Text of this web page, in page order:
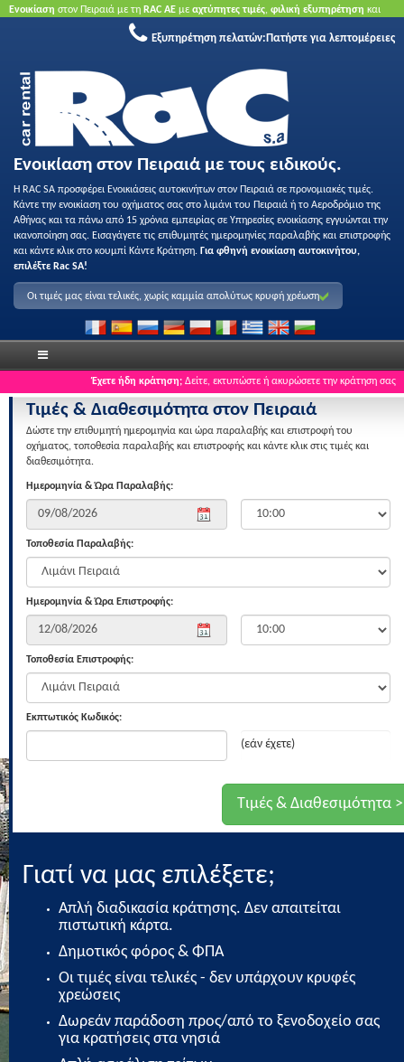
Ενοικίαση στον Πειραιά με τη RAC ΑΕ με αχτύπητες τιμές, φιλική εξυπηρέτηση και
Κάντε κράτηση τώρα
Εξυπηρέτηση πελατών: Πατήστε για λεπτομέρειες
Ενοικίαση στον Πειραιά με τους ειδικούς.
Η RAC SA προσφέρει Ενοικιάσεις αυτοκινήτων στον Πειραιά σε προνομιακές τιμές.
Κάντε την ενοικίαση του οχήματος σας στο λιμάνι του Πειραιά ή το Αεροδρόμιο της
Αθήνας και τα πάνω από 15 χρόνια εμπειρίας σε Υπηρεσίες ενοικίασης εγγυώνται την
ικανοποίηση σας. Εισαγάγετε τις επιθυμητές ημερομηνίες παραλαβής και επιστροφής
και κάντε κλικ στο κουμπί Κάντε Κράτηση. Για φθηνή ενοικίαση αυτοκινήτου,
επιλέξτε Rac SA!
Οι τιμές μας είναι τελικές, χωρίς καμμία απολύτως κρυφή χρέωση
Έχετε ήδη κράτηση; Δείτε, εκτυπώστε ή ακυρώσετε την κράτηση σας
Τιμές & Διαθεσιμότητα στον Πειραιά
Δώστε την επιθυμητή ημερομηνία και ώρα παραλαβής και επιστροφή του
οχήματος, τοποθεσία παραλαβής και επιστροφής και κάντε κλικ στις τιμές και
διαθεσιμότητα.
Ημερομηνία & Ώρα Παραλαβής:
Τοποθεσία Παραλαβής:
Ημερομηνία & Ώρα Επιστροφής:
Τοποθεσία Επιστροφής:
Εκπτωτικός Κωδικός:
(εάν έχετε)
Γιατί να μας επιλέξετε;
Απλή διαδικασία κράτησης. Δεν απαιτείται
πιστωτική κάρτα.
Δημοτικός φόρος & ΦΠΑ
Οι τιμές είναι τελικές - δεν υπάρχουν κρυφές
χρεώσεις
Δωρεάν παράδοση προς/από το ξενοδοχείο σας
για κρατήσεις στα νησιά